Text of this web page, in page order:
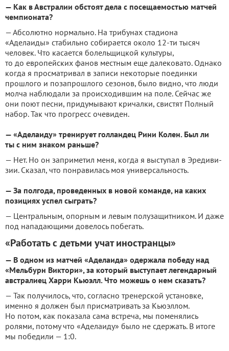
— Как в Австралии обстоят дела с посещаемостью матчей
чемпионата?
— Абсолютно нормально. На трибунах стадиона
«Аделаиды» стабильно собирается около 12-ти тысяч
человек. Что касается болельщицкой культуры,
то до европейских фанов местным еще далековато. Однако
когда я просматривал в записи некоторые поединки
прошлого и позапрошлого сезонов, было видно, что люди
молча наблюдали за происходившим на поле. Сейчас же
они поют песни, придумывают кричалки, свистят Полный
набор. Так что прогресс очевиден.
— «Аделаиду» тренирует голландец Рини Колен. Был ли
ты с ним знаком раньше?
— Нет. Но он заприметил меня, когда я выступал в Эредиви-
зии. Сказал, что понравилась моя универсальность.
— За полгода, проведенных в новой команде, на каких
позициях успел сыграть?
— Центральным, опорным и левым полузащитником. И даже
под нападающими довелось побегать.
«Работать с детьми учат иностранцы»
— В одном из матчей «Аделаида» одержала победу над
«Мельбурн Виктори», за который выступает легендарный
австралиец Харри Кьюэлл. Что можешь о нем сказать?
— Так получилось, что, согласно тренерской установке,
именно я должен был присматривать за Кьюэллом.
Но потом, как показала сама встреча, мы поменялись
ролями, потому что «Аделаиду» было не сдержать. В итоге
мы победили — 1:0.